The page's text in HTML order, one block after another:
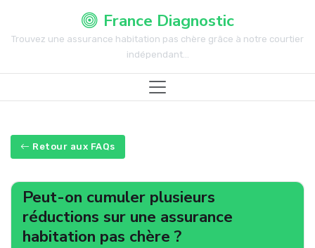
France Diagnostic
Trouvez une assurance habitation pas chère grâce à notre courtier
indépendant...
Retour aux FAQs
Peut-on cumuler plusieurs
réductions sur une assurance
habitation pas chère ?